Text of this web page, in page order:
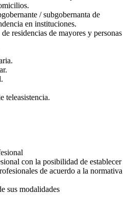
/ subgobernanta de
en instituciones.
residencias de mayores y personas
teleasistencia.
con la posibilidad de establecer
de acuerdo a la normativa
sus modalidades